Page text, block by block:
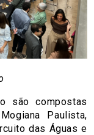
são compostas
Paulista,
das Águas e